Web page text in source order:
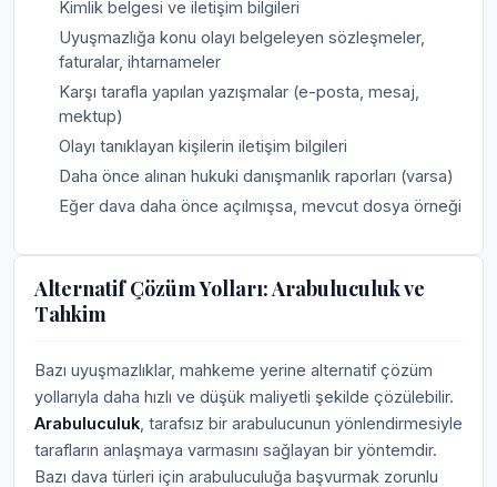
Kimlik belgesi ve iletişim bilgileri
Uyuşmazlığa konu olayı belgeleyen sözleşmeler,
faturalar, ihtarnameler
Karşı tarafla yapılan yazışmalar (e-posta, mesaj,
mektup)
Olayı tanıklayan kişilerin iletişim bilgileri
Daha önce alınan hukuki danışmanlık raporları (varsa)
Eğer dava daha önce açılmışsa, mevcut dosya örneği
Alternatif Çözüm Yolları: Arabuluculuk ve
Tahkim
Bazı uyuşmazlıklar, mahkeme yerine alternatif çözüm
yollarıyla daha hızlı ve düşük maliyetli şekilde çözülebilir.
Arabuluculuk , tarafsız bir arabulucunun yönlendirmesiyle
tarafların anlaşmaya varmasını sağlayan bir yöntemdir.
Bazı dava türleri için arabuluculuğa başvurmak zorunlu